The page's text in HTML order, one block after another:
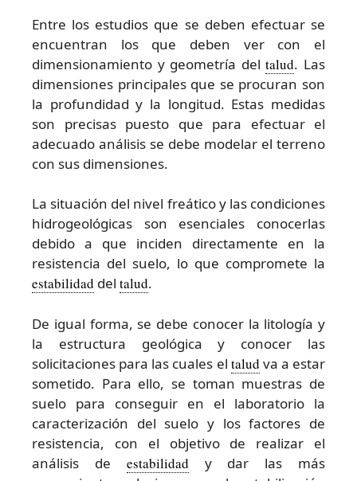
Entre los estudios que se deben efectuar se
encuentran los que deben ver con el
dimensionamiento y geometría deltalud. Las
dimensiones principales que se procuran son
la profundidad y la longitud. Estas medidas
son precisas puesto que para efectuar el
adecuado análisis se debe modelar el terreno
con sus dimensiones.
La situación del nivel freático y las condiciones
hidrogeológicas son esenciales conocerlas
debido a que inciden directamente en la
resistencia del suelo, lo que compromete la
estabilidad del talud.
De igual forma, se debe conocer la litología y
la estructura geológica y conocer las
solicitaciones para las cuales el talud va a estar
sometido. Para ello, se toman muestras de
suelo para conseguir en el laboratorio la
caracterización del suelo y los factores de
resistencia, con el objetivo de realizar el
análisis de estabilidad y dar las más